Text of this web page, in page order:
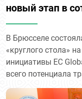
новый этап в
Ашхабадом и
В Брюсселе
«круглого стола»
инициативы ЕС
всего потенциала
коридора. В